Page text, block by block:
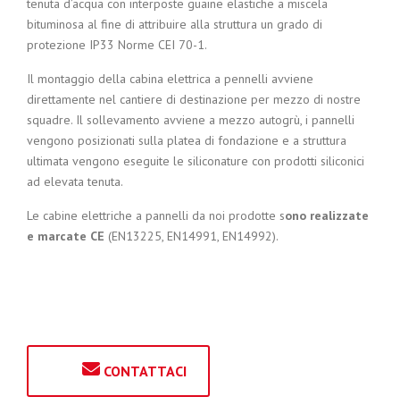
tenuta d’acqua con interposte guaine elastiche a miscela
bituminosa al fine di attribuire alla struttura un grado di
protezione IP33 Norme CEI 70-1.
Il montaggio della cabina elettrica a pennelli avviene
direttamente nel cantiere di destinazione per mezzo di nostre
squadre. Il sollevamento avviene a mezzo autogrù, i pannelli
vengono posizionati sulla platea di fondazione e a struttura
ultimata vengono eseguite le siliconature con prodotti siliconici
ad elevata tenuta.
Le cabine elettriche a pannelli da noi prodotte sono realizzate
e marcate CE (EN13225, EN14991, EN14992).
CONTATTACI